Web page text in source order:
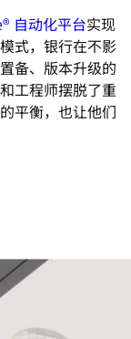
自动化平台实现
式，银行在不影
备、版本升级的
工程师摆脱了重
平衡，也让他们